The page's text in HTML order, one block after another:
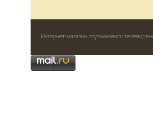
Интернет-магазин спутникового